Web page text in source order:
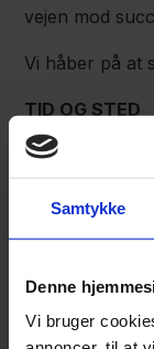
Samtykke
Denne
Vi bruger
vejen mod
Vi håber på at
TID OG STED
kl. 17.00 –
5000 Odense.
MÅLGRUPPE